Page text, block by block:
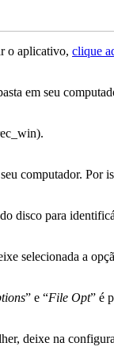
o aplicativo, clique
em seu
computador.
disco para
selecionada a
” e “File Opt” é
deixe na